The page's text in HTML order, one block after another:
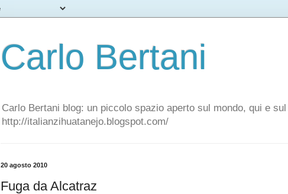
Carlo Bertani
Carlo Bertani blog: un piccolo spazio aperto sul mondo, qui e
http://italianzihuatanejo.blogspot.com/
20 agosto 2010
Fuga da Alcatraz